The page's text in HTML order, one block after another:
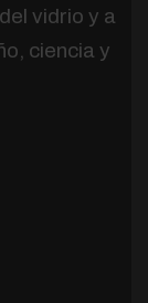
vidrio y a
ciencia y